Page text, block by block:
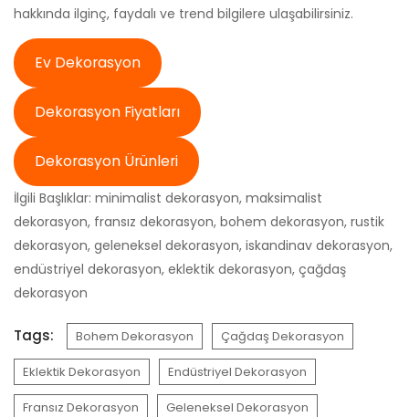
hakkında ilginç, faydalı ve trend bilgilere ulaşabilirsiniz.
Ev Dekorasyon
Dekorasyon Fiyatları
Dekorasyon Ürünleri
İlgili Başlıklar: minimalist dekorasyon, maksimalist
dekorasyon, fransız dekorasyon, bohem dekorasyon, rustik
dekorasyon, geleneksel dekorasyon, iskandinav dekorasyon,
endüstriyel dekorasyon, eklektik dekorasyon, çağdaş
dekorasyon
Tags: Bohem Dekorasyon Çağdaş Dekorasyon
Eklektik Dekorasyon Endüstriyel Dekorasyon
Fransız Dekorasyon Geleneksel Dekorasyon